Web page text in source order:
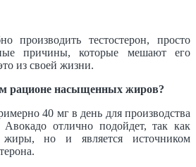
производить тестостерон, просто
причины, которые мешают его
из своей жизни.
рационе насыщенных жиров?
40 мг в день для производства
отлично подойдет, так как
но и является источником